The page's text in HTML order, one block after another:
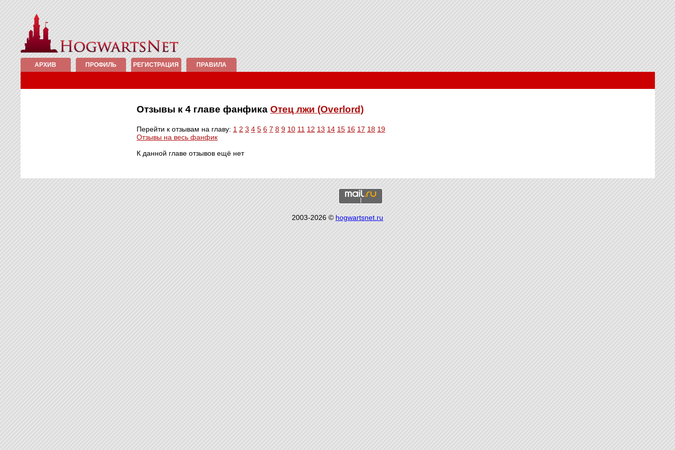
АРХИВ ПРОФИЛЬ РЕГИСТРАЦИЯ ПРАВИЛА
Отзывы к 4 главе фанфика Отец лжи (Overlord)
Перейти к отзывам на главу: 1 2 3 4 5 6 7 8 9 10 11 12 13 14 15 16 17 18 19
Отзывы на весь фанфик
К данной главе отзывов ещё нет
2003-2026 ©hogwartsnet.ru